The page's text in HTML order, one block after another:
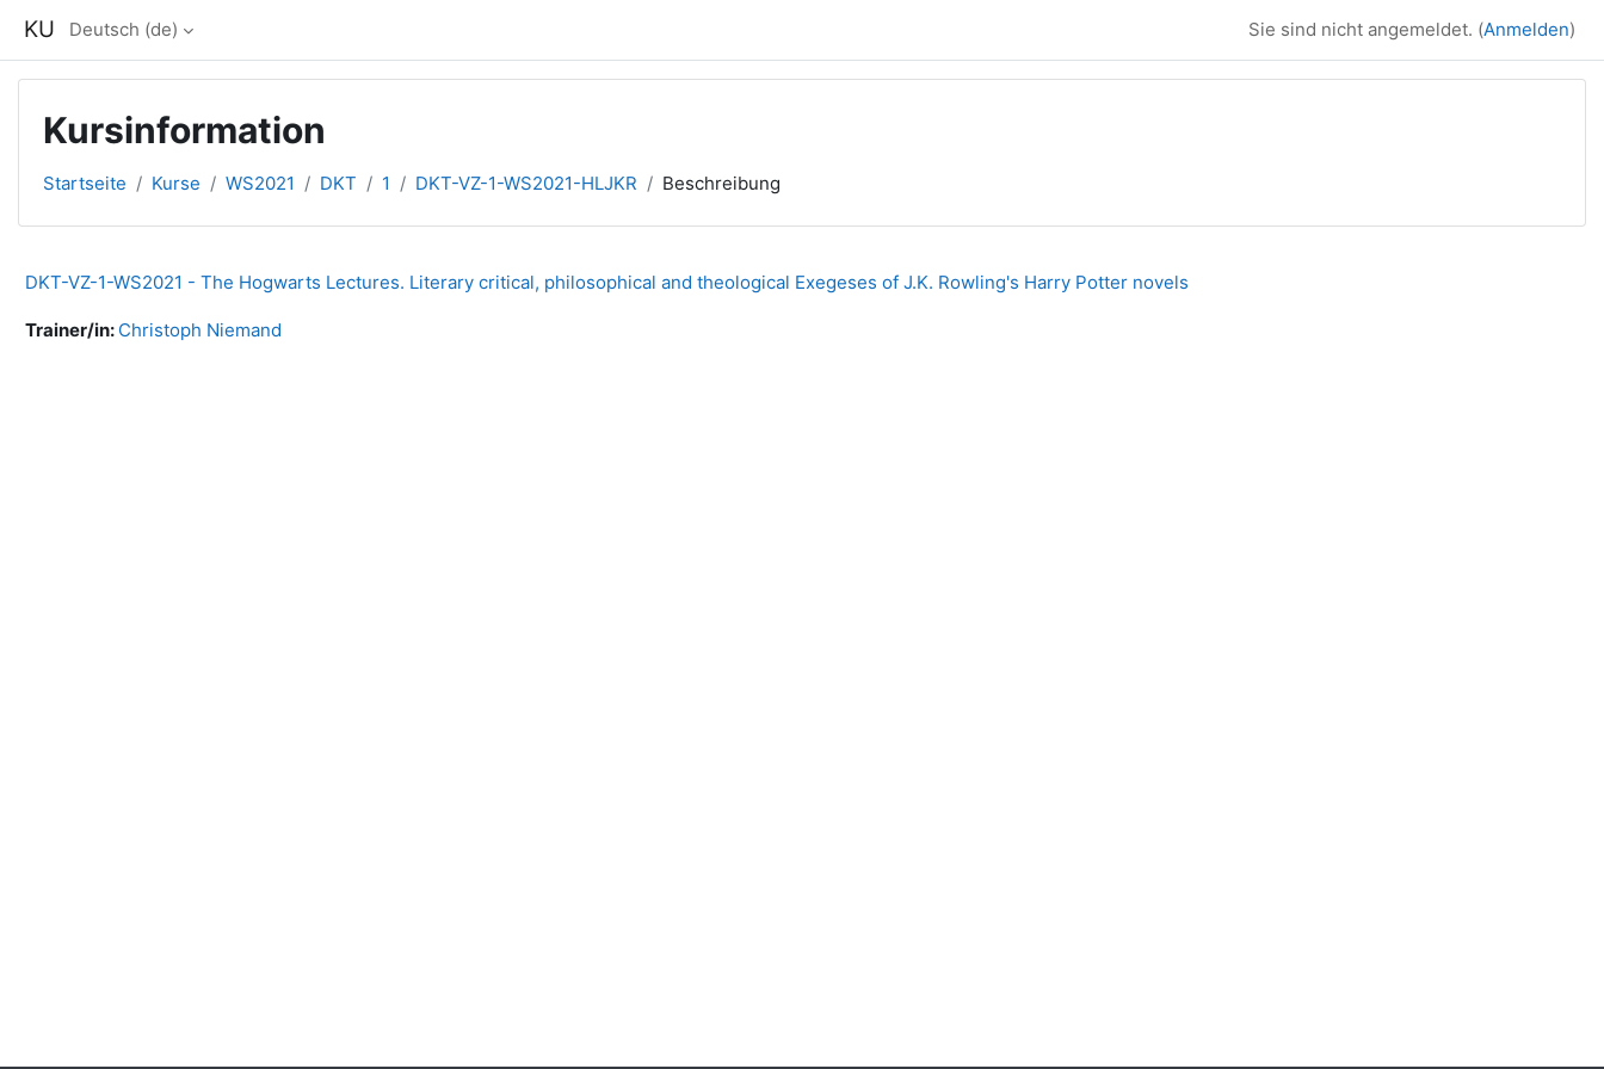
KU Deutsch ‎(de)‎ Sie sind nicht angemeldet. (Anmelden)
Kursinformation
Startseite Kurse WS2021 DKT 1 DKT-VZ-1-WS2021-HLJKR Beschreibung
DKT-VZ-1-WS2021 - The Hogwarts Lectures. Literary critical, philosophical and theological Exegeses of J.K. Rowling's Harry Potter novels
Trainer/in: Christoph Niemand